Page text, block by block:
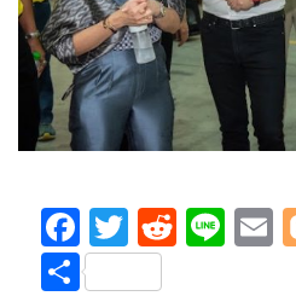
Facebook
Twitter
Reddit
Line
Share